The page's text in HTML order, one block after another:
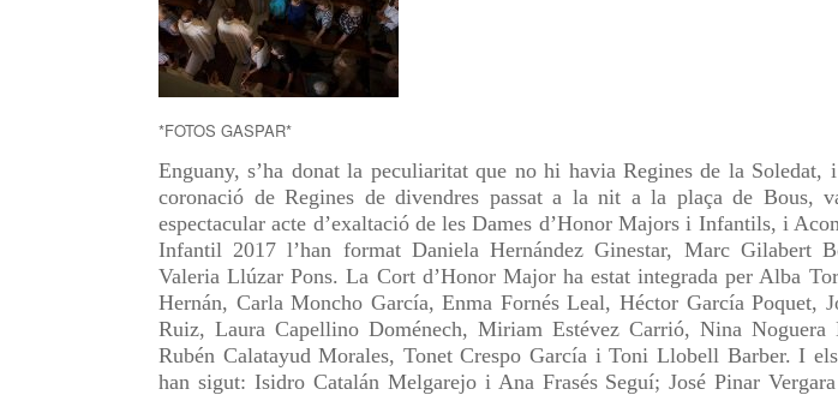
*FOTOS GASPAR*
Enguany, s’ha donat la peculiaritat que no hi havia Regines de la Soledat,
coronació de Regines de divendres passat a la nit a la plaça de Bous,
espectacular acte d’exaltació de les Dames d’Honor Majors i Infantils, i
Infantil 2017 l’han format Daniela Hernández Ginestar, Marc Gilabert
Valeria Llúzar Pons. La Cort d’Honor Major ha estat integrada per Alba
Hernán, Carla Moncho García, Enma Fornés Leal, Héctor García Poquet,
Ruiz, Laura Capellino Doménech, Miriam Estévez Carrió, Nina Noguera
Rubén Calatayud Morales, Tonet Crespo García i Toni Llobell Barber. I
han sigut: Isidro Catalán Melgarejo i Ana Frasés Seguí; José Pinar